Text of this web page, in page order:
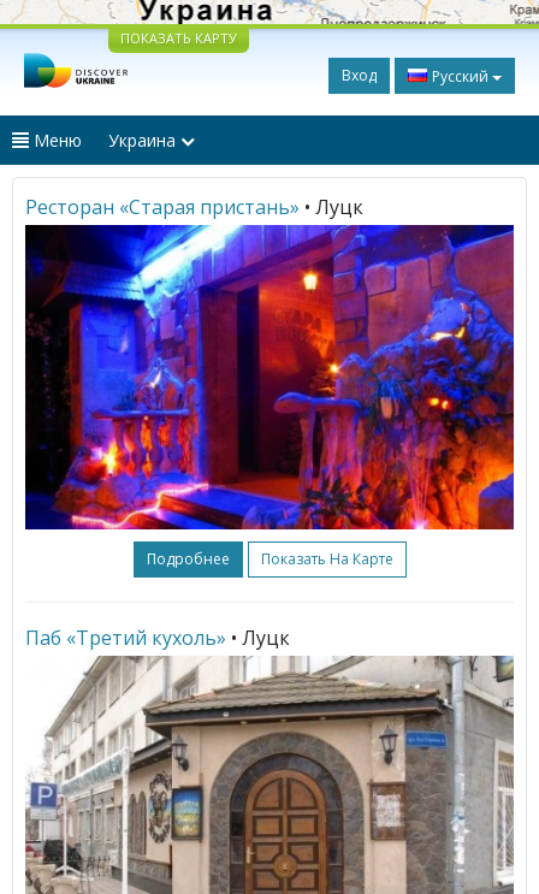
ПОКАЗАТЬ КАРТУ
Вход Русский
Меню Украина
Ресторан «Старая пристань» • Луцк
Подробнее Показать На Карте
Паб «Третий кухоль» • Луцк